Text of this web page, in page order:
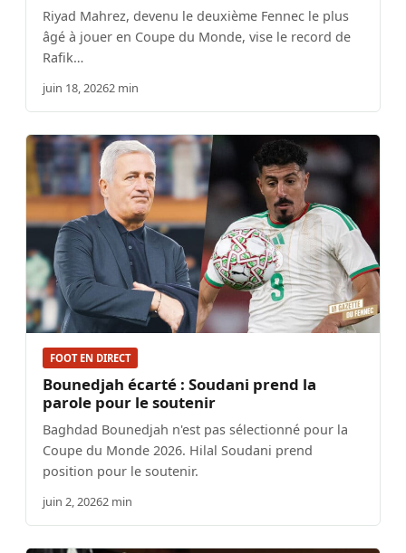
Riyad Mahrez, devenu le deuxième Fennec le plus
âgé à jouer en Coupe du Monde, vise le record de
Rafik…
juin 18, 20262 min
FOOT EN DIRECT
Bounedjah écarté : Soudani prend la
parole pour le soutenir
Baghdad Bounedjah n'est pas sélectionné pour la
Coupe du Monde 2026. Hilal Soudani prend
position pour le soutenir.
juin 2, 20262 min